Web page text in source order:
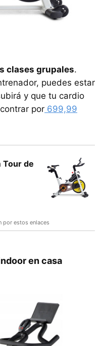
clases grupales.
puedes estar
y que tu cardio
por 699,99
Tour de
por estos enlaces
en casa